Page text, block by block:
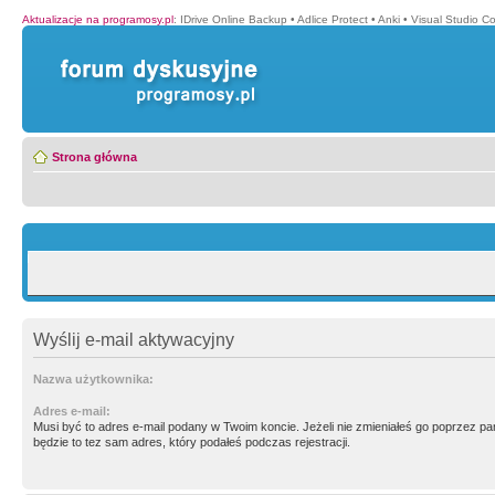
Aktualizacje na programosy.pl: IDrive Online Backup • Adlice Protect • Anki • Visual Studio
Strona główna
Wyślij e-mail aktywacyjny
Nazwa użytkownika:
Adres e-mail:
Musi być to adres e-mail podany w Twoim koncie. Jeżeli nie zmieniałeś go poprzez
będzie to tez sam adres, który podałeś podczas rejestracji.